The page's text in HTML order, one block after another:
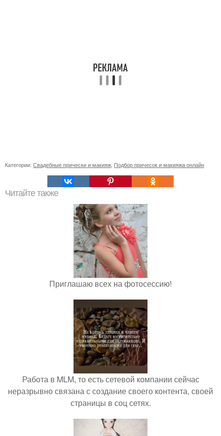
Категории: Свадебные прически и макияж, Подбор причесок и макияжа онлайн
Читайте также
Приглашаю всех на фотосессию!
Работа в MLM, то есть сетевой компании сейчас
неразрывно связана с создание своего контента, своей
страницы в соц сетях.